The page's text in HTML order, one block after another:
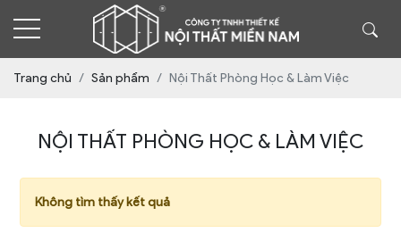
Trang chủ Sản phẩm Nội Thất Phòng Học & Làm Việc
NỘI THẤT PHÒNG HỌC & LÀM VIỆC
Không tìm thấy kết quả